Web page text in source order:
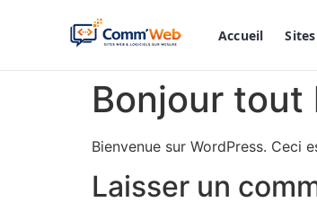
Accueil
Bonjour tout
Bienvenue sur WordPress.
Laisser un